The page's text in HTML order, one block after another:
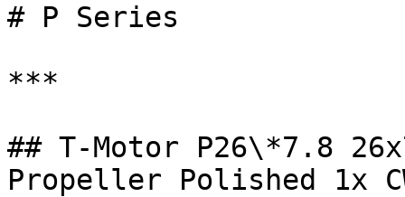
# P Series
***
## T-Motor P26\*7.8
Propeller Polished 1x